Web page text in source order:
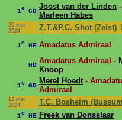
1e GD
Joost van der Linden -
Marleen Habes
20 mei
2024
Z.T.&P.C. Shot (Zeist)
1e HE Amadatus Admiraal
HD Amadatus Admiraal -
Knoop
1e GD
Merel Hoedt-
Admiraal
12 mei
2024
T.C. Bosheim
1e HE Freek van Donselaar